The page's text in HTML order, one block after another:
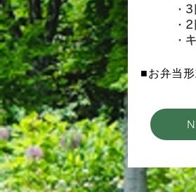
・3日
・2日
・キャ
​■お弁当